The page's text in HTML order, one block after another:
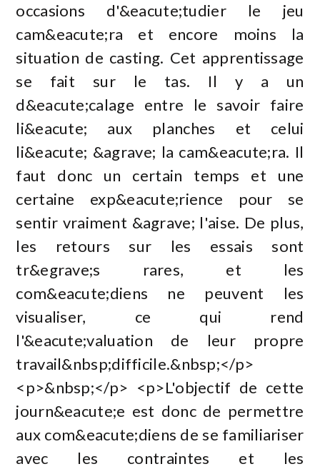
occasions d'&eacute;tudier le jeu
cam&eacute;ra et encore moins la
situation de casting. Cet apprentissage
se fait sur le tas. Il y a un
d&eacute;calage entre le savoir faire
li&eacute; aux planches et celui
li&eacute; &agrave; la cam&eacute;ra. Il
faut donc un certain temps et une
certaine exp&eacute;rience pour se
sentir vraiment &agrave; l'aise. De plus,
les retours sur les essais sont
tr&egrave;s rares, et les
com&eacute;diens ne peuvent les
visualiser, ce qui rend
l'&eacute;valuation de leur propre
travail&nbsp;difficile.&nbsp;</p>
<p>&nbsp;</p> <p>L'objectif de cette
journ&eacute;e est donc de permettre
aux com&eacute;diens de se familiariser
avec les contraintes et les